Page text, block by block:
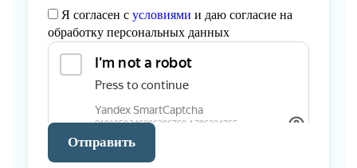
Я согласен с условиями и даю согласие на
обработку персональных данных
Отправить